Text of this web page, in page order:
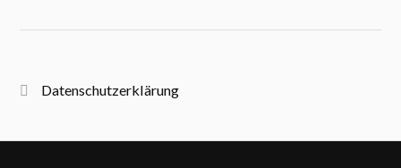
Datenschutzerklärung